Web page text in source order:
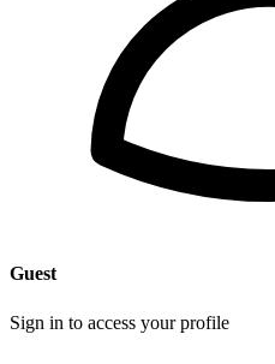
Guest
Sign in to access your profile